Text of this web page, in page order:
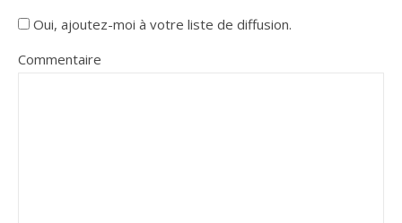
Oui, ajoutez-moi à votre liste de diffusion.
Commentaire